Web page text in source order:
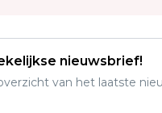
nieuwsbrief!
van het laatste